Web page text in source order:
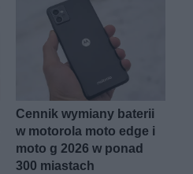
Cennik wymiany baterii
w motorola moto edge i
moto g 2026 w ponad
300 miastach